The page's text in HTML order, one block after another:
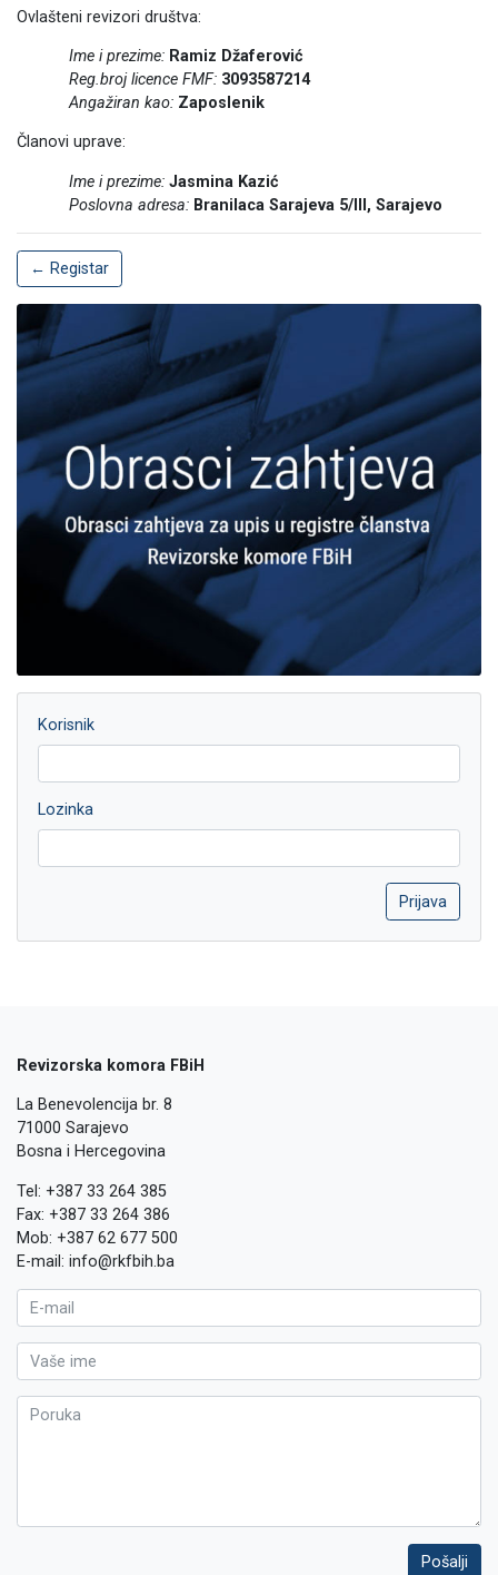
Ovlašteni revizori društva:
Ime i prezime: Ramiz Džaferović
Reg.broj licence FMF: 3093587214
Angažiran kao: Zaposlenik
Članovi uprave:
Ime i prezime:Jasmina Kazić
Poslovna adresa: Branilaca Sarajeva 5/III, Sarajevo
← Registar
Korisnik
Lozinka
Revizorska komora FBiH
La Benevolencija br. 8
71000 Sarajevo
Bosna i Hercegovina
Tel: +387 33 264 385
Fax: +387 33 264 386
Mob: +387 62 677 500
E-mail: info@rkfbih.ba
Pošalji